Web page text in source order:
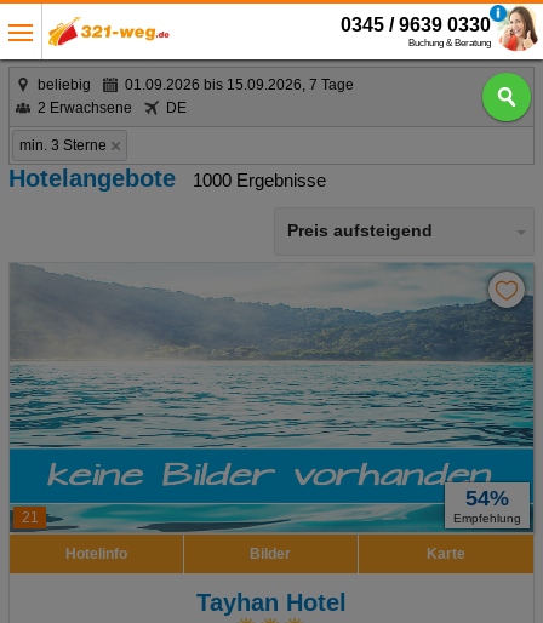
0345 / 9639 0330
Buchung & Beratung
beliebig
01.09.2026 bis 15.09.2026, 7 Tage
2 Erwachsene
DE
min. 3 Sterne
Hotelangebote 1000 Ergebnisse
Preis aufsteigend
21
54%
Empfehlung
Hotelinfo Bilder Karte
Tayhan Hotel